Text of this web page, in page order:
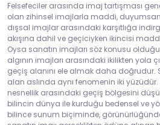
Felsefeciler arasında imaj tartışması
olan zihinsel imajlarla maddi,
dışsal imajlar arasındaki karşıtlığa
akışına dahil ve geçiciyken ikincisi
Oysa sanatın imajları söz konusu
algının imajları arasındaki ikilikten yola
geçiş alanını ele almak daha doğrudur.
alan aslında aynı fenomenin iki
nesnellik arasındaki geçiş bölgesini
bilincin dünya ile kurduğu bedensel ve
bilince sunum biçiminde,